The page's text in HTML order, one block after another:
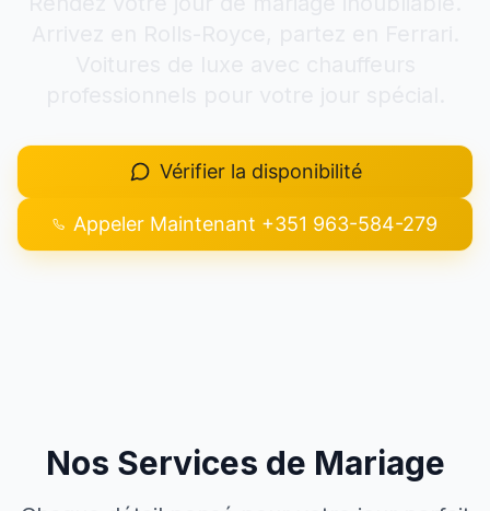
Demander un devis
Vérifier la disponibilité
Appeler Maintenant +351 963-584-279
Nos Services de Mariage